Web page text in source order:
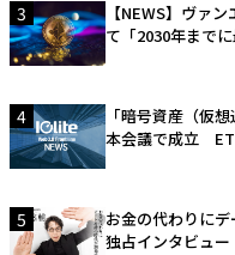
3
【NEWS】ヴァ
て「2030年まで
4
「暗号資産（仮
本会議で成立
5
お金の代わりに
独占インタビュー